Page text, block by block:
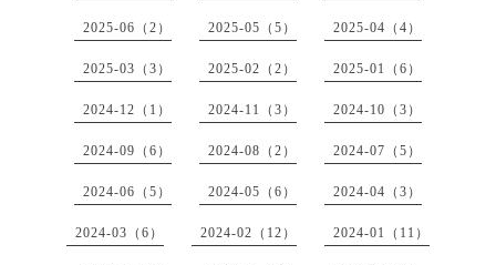
2025-06（2） 2025-05（5） 2025-04（4）
2025-03（3） 2025-02（2） 2025-01（6）
2024-12（1） 2024-11（3） 2024-10（3）
2024-09（6） 2024-08（2） 2024-07（5）
2024-06（5） 2024-05（6） 2024-04（3）
2024-03（6） 2024-02（12） 2024-01（11）